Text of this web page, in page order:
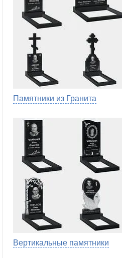
Памятники из Гранита
Вертикальные памятники